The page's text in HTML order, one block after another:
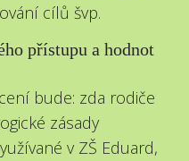
cílů švp.
přístupu a hodnot
bude: zda rodiče
zásady
v ZŠ Eduard,